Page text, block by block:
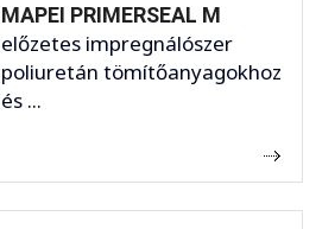
MAPEI PRIMERSEAL M
előzetes impregnálószer
poliuretán tömítőanyagokhoz
és ...